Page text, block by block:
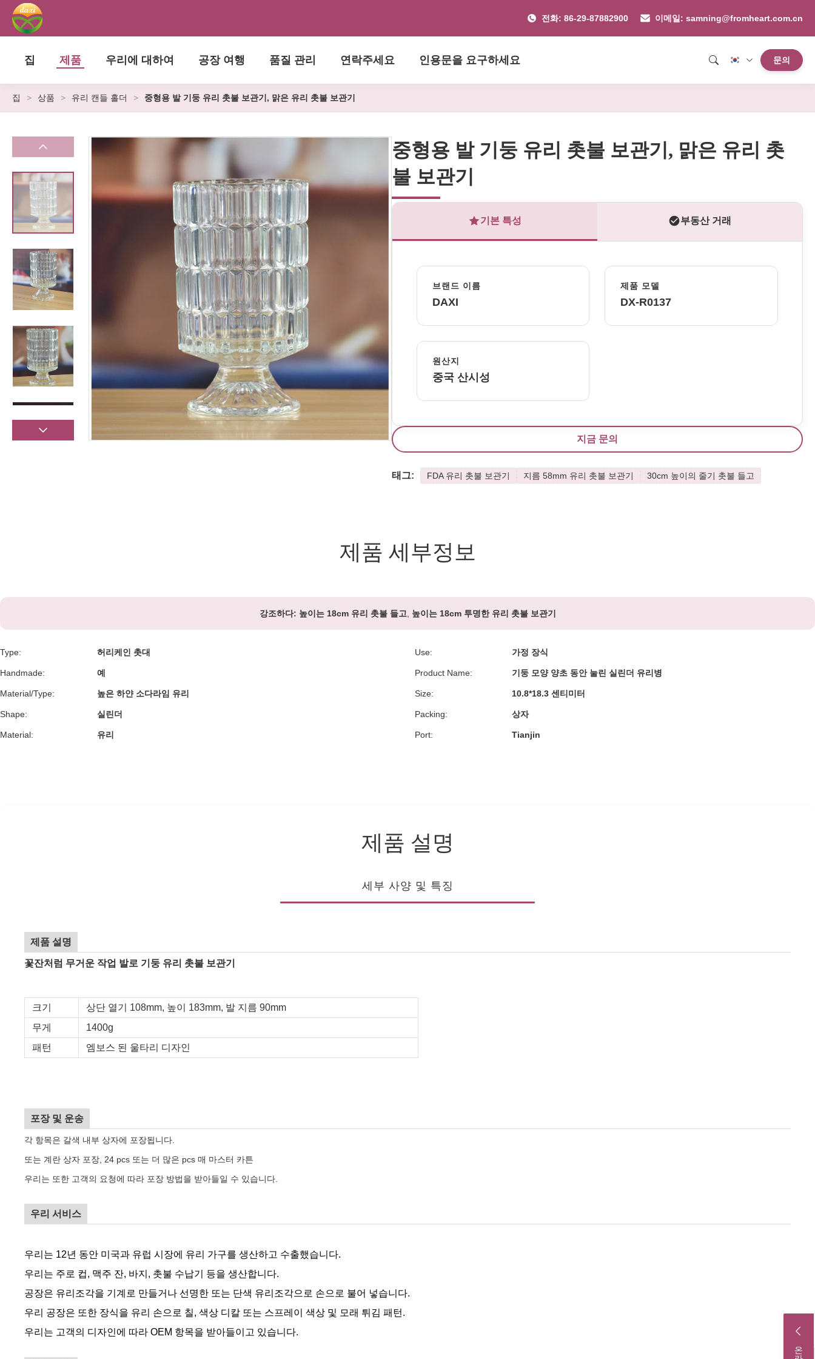
전화: 86-29-87882900 이메일: samning@fromheart.com.cn
집 제품 우리에 대하여 공장 여행 품질 관리 연락주세요 인용문을 요구하세요 문의
집 > 상품 > 유리 캔들 홀더 > 중형용 발 기둥 유리 촛불 보관기, 맑은 유리 촛불 보관기
중형용 발 기둥 유리 촛불 보관기, 맑은 유리 촛
불 보관기
기본 특성 부동산 거래
브랜드 이름
DAXI
제품 모델
DX-R0137
원산지
중국 산시성
지금 문의
태그: FDA 유리 촛불 보관기 지름 58mm 유리 촛불 보관기 30cm 높이의 줄기 촛불 들고
제품 세부정보
강조하다: 높이는 18cm 유리 촛불 들고 높이는 18cm 투명한 유리 촛불 보관기
Type: 허리케인 촛대 Use: 가정 장식
Handmade: 예 Product Name: 기둥 모양 양초 동안 눌린 실린더 유리병
Material/Type: 높은 하얀 소다라임 유리 Size: 10.8*18.3 센티미터
Shape: 실린더 Packing: 상자
Material: 유리 Port: Tianjin
제품 설명
세부 사양 및 특징
제품 설명
꽃잔처럼 무거운 작업 발로 기둥 유리 촛불 보관기
크기
상단 열기 108mm, 높이 183mm, 발 지름 90mm
무게
1400g
패턴
엠보스 된 울타리 디자인
포장 및 운송
각 항목은 갈색 내부 상자에 포장됩니다.
또는 계란 상자 포장, 24 pcs 또는 더 많은 pcs 매 마스터 카튼
우리는 또한 고객의 요청에 따라 포장 방법을 받아들일 수 있습니다.
우리 서비스
우리는 12년 동안 미국과 유럽 시장에 유리 가구를 생산하고 수출했습니다.
우리는 주로 컵, 맥주 잔, 바지, 촛불 수납기 등을 생산합니다.
공장은 유리조각을 기계로 만들거나 선명한 또는 단색 유리조각으로 손으로 불어 넣습니다.
우리 공장은 또한 장식을 유리 손으로 칠, 색상 디칼 또는 스프레이 색상 및 모래 튀김 패턴.
우리는 고객의 디자인에 따라 OEM 항목을 받아들이고 있습니다.